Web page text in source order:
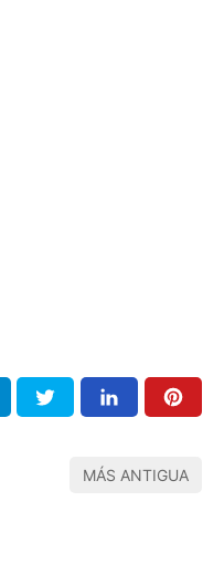
MÁS ANTIGUA